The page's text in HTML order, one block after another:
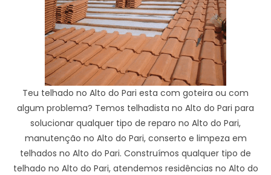
Teu telhado no Alto do Pari esta com goteira ou com
algum problema? Temos telhadista no Alto do Pari para
solucionar qualquer tipo de reparo no Alto do Pari,
manutenção no Alto do Pari, conserto e limpeza em
telhados no Alto do Pari. Construímos qualquer tipo de
telhado no Alto do Pari, atendemos residências no Alto do